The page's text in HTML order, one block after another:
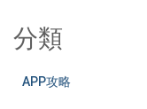
分類
APP攻略